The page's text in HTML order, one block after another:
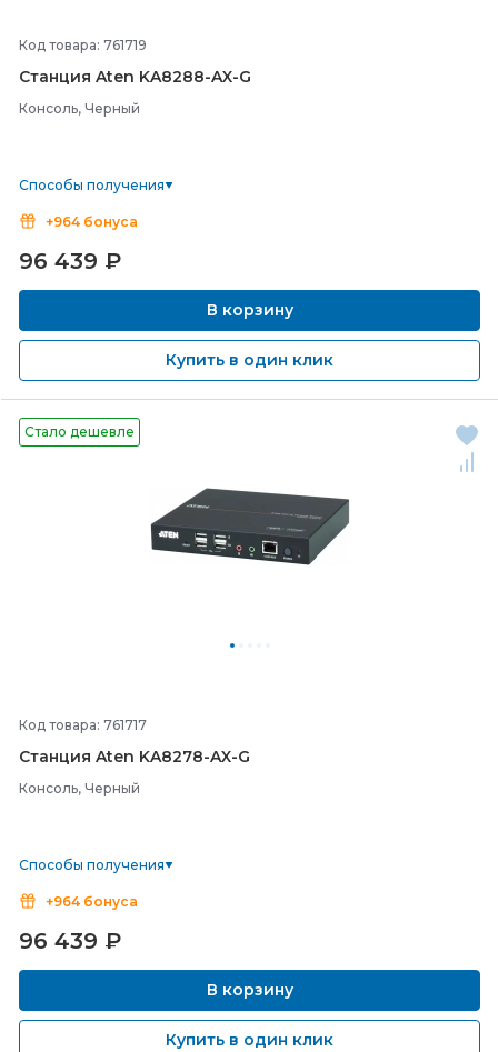
Код товара: 761719
Станция Aten KA8288-AX-G
Консоль, Черный
Способы получения
+964 бонуса
96 439 ₽
В корзину
Купить в один клик
Стало дешевле
Код товара: 761717
Станция Aten KA8278-AX-G
Консоль, Черный
Способы получения
+964 бонуса
96 439 ₽
В корзину
Купить в один клик